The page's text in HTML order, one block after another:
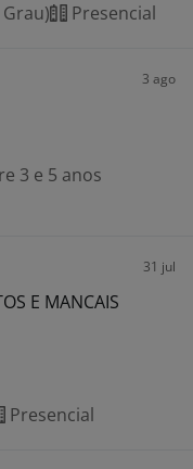
Presencial
3 ago
3 e 5 anos
31 jul
E MANCAIS
Presencial